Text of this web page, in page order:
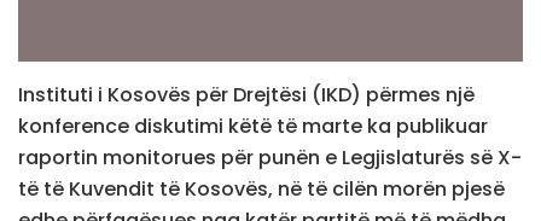
Instituti i Kosovës për Drejtësi (IKD) përmes një
konference diskutimi këtë të marte ka publikuar
raportin monitorues për punën e Legjislaturës së X-
të të Kuvendit të Kosovës, në të cilën morën pjesë